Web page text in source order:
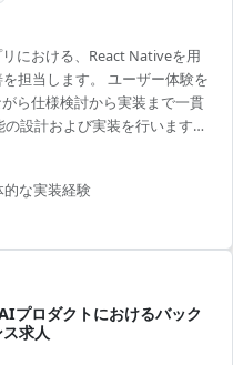
における、React Nativeを用
担当します。 ユーザー体験を
ら仕様検討から実装まで一貫
設計および実装を行います。
連携を意識したAPI実装を行い
Node.js, NestJS,
的な実装経験
プロダクトにおけるバック
求人